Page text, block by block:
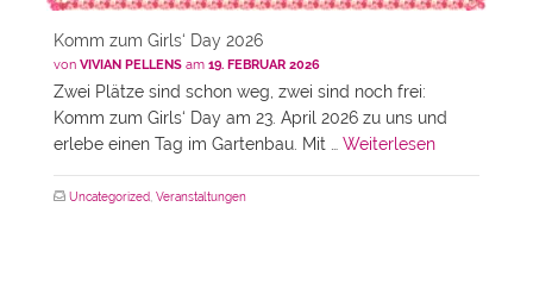
Komm zum Girls‘ Day 2026
von VIVIAN PELLENS am 19. FEBRUAR 2026
Zwei Plätze sind schon weg, zwei sind noch frei:
Komm zum Girls‘ Day am 23. April 2026 zu uns und
erlebe einen Tag im Gartenbau. Mit … Weiterlesen
Uncategorized Veranstaltungen